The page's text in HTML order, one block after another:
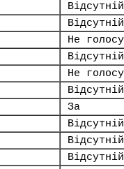
Відсутній
Відсутній
Не
Відсутній
Не
Відсутній
За
Відсутній
Відсутній
Відсутній